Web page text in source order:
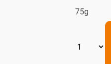
75g